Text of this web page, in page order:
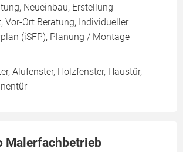
Neueinbau, Erstellung
Vor-Ort Beratung, Individueller
(iSFP), Planung / Montage
Alufenster, Holzfenster, Haustür,
Malerfachbetrieb